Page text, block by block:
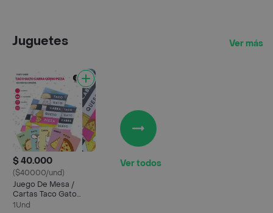
Juguetes Ver más
$ 40.000
($40000/und)
Juego De Mesa /
Cartas Taco Gato
Cabra Queso Pizza
1Und
Ver todos